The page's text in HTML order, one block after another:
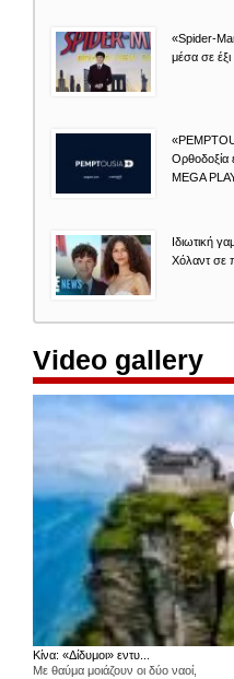
«Spider-
μέσα σε έξι
Ορθοδοξία
MEGA
Ιδιωτική
Χόλαντ σε
Video gallery
Κίνα: «Δίδυμοι» εντυ...
Με θαύμα μοιάζουν οι δύο ναοί,